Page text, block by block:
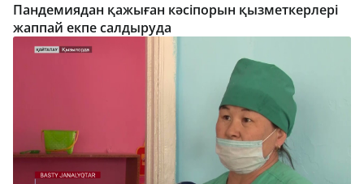
Пандемиядан қажыған кәсіпорын қызметкерлері
жаппай екпе салдыруда